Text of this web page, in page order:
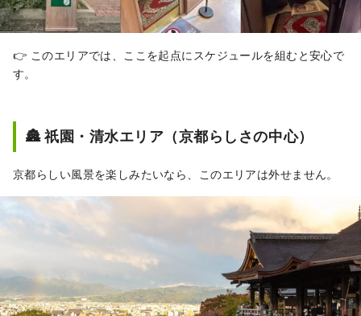
👉 このエリアでは、ここを起点にスケジュールを組むと安心で
す。
🏯 祇園・清水エリア（京都らしさの中心）
京都らしい風景を楽しみたいなら、このエリアは外せません。